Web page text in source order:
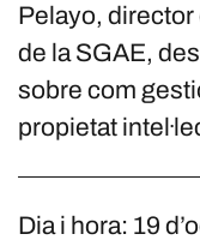
Pelayo,
de la SGAE,
sobre com
propietat
Dia i hora: 19